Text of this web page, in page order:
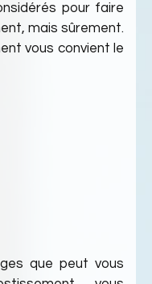
pour faire
mais sûrement.
vous convient le
que peut vous